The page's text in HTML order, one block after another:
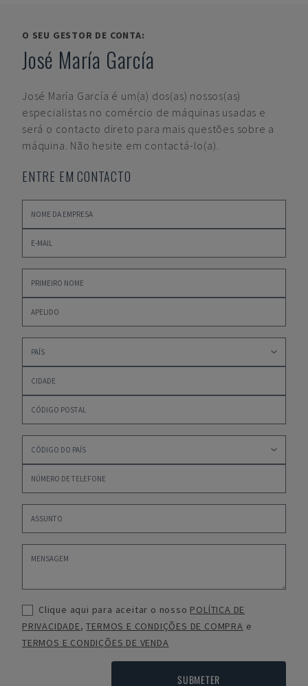
O SEU GESTOR DE CONTA:
José María García
José María García é um(a) dos(as) nossos(as)
especialistas no comércio de máquinas usadas e
será o contacto direto para mais questões sobre a
máquina. Não hesite em contactá-lo(a).
ENTRE EM CONTACTO
Clique aqui para aceitar o nosso POLÍTICA DE
PRIVACIDADE,TERMOS E CONDIÇÕES DE COMPRA e
TERMOS E CONDIÇÕES DE VENDA
SUBMETER